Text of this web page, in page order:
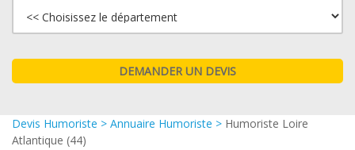
Devis Humoriste > Annuaire Humoriste > Humoriste Loire
Atlantique (44)